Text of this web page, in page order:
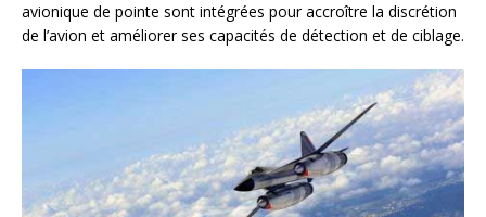
avionique de pointe sont intégrées pour accroître la discrétion
de l’avion et améliorer ses capacités de détection et de ciblage.